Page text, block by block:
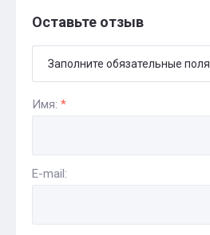
Оставьте отзыв
Заполните обязательные поля
Имя: *
E-mail: